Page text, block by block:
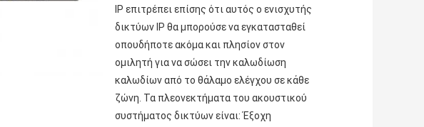
IP επιτρέπει επίσης ότι αυτός ο ενισχυτής
δικτύων IP θα μπορούσε να εγκατασταθεί
οπουδήποτε ακόμα και πλησίον στον
ομιλητή για να σώσει την καλωδίωση
καλωδίων από το θάλαμο ελέγχου σε κάθε
ζώνη. Τα πλεονεκτήματα του ακουστικού
συστήματος δικτύων είναι: Έξοχη